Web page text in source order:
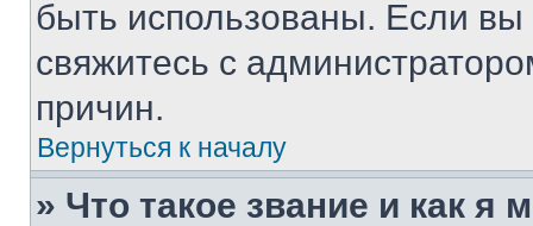
быть использованы. Если
свяжитесь с
причин.
Вернуться к началу
» Что такое звание и как я